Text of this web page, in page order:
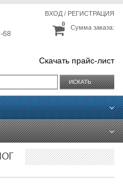
68
ВХОД/ РЕГИСТРАЦИЯ
Сумма заказа:
0
Скачать прайс-лист
ИСКАТЬ